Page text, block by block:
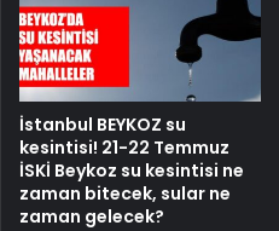
İstanbul BEYKOZ su
kesintisi! 21-22 Temmuz
İSKİ Beykoz su kesintisi ne
zaman bitecek, sular ne
zaman gelecek?